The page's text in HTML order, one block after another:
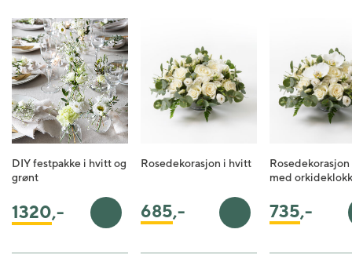
DIY festpakke i hvitt og
grønt
1320,- Legg i handlekurv
Rosedekorasjon i hvitt
685,- Legg i handlekurv
med
735,-